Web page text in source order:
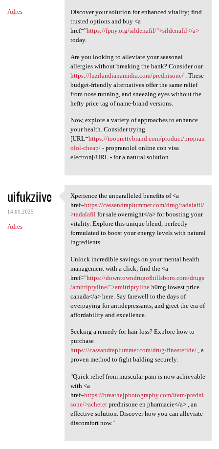
Adres
Discover your solution for enhanced vitality; find
trusted options and buy <a
href="https://fpny.org/sildenafil/">sildenafil</a>
today.
Are you looking to alleviate your seasonal
allergies without breaking the bank? Consider our
https://luzilandianamidia.com/prednisone/. These
budget-friendly alternatives offer the same relief
from nose running, and sneezing eyes without the
hefty price tag of name-brand versions.
Now, explore a variety of approaches to enhance
your health. Consider trying
[URL=https://tooprettybrand.com/product/propran
olol-cheap/- propranolol online con visa
electron[/URL - for a natural solution.
uifukziive
14.01.2025
Adres
Xperience the unparalleled
Xperience the unparalleled benefits of <a
href=https://cassandraplummer.com/drug/tadalafil/
>tadalafil for sale overnight</a> for boosting your
vitality. Explore this unique blend, perfectly
formulated to boost your energy levels with natural
ingredients.
Unlock incredible savings on your mental health
management with a click; find the <a
href="https://downtowndrugofhillsboro.com/drugs
/amitriptyline/">amitriptyline50mg lowest price
canada</a> here. Say farewell to the days of
overpaying for antidepressants, and greet the era of
affordability and excellence.
Seeking a remedy for hair loss? Explore how to
purchase
https://cassandraplummer.com/drug/finasteride/, a
proven method to fight balding securely.
"Quick relief from muscular pain is now achievable
with <a
href=https://breathejphotography.com/item/predni
sone/>acheterprednisone en pharmacie</a> , an
effective solution. Discover how you can alleviate
discomfort now."